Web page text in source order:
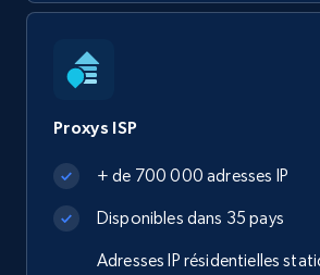
Proxys ISP
+ de 700 000 adresses IP
Disponibles dans 35 pays
Adresses IP résidentielles